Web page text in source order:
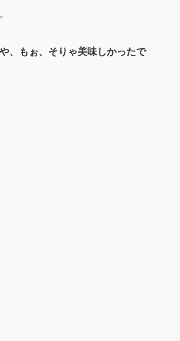
、もぉ、そりゃ美味しかったで